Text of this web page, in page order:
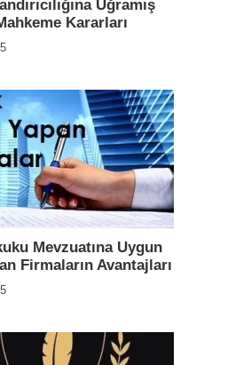
Uğramış
Kararları
Mevzuatına Uygun
Firmaların Avantajları